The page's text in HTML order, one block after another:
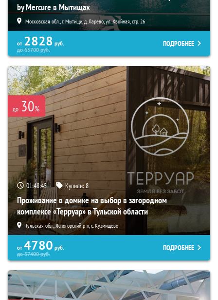
by Mercure в Мытищах
Московская обл., г. Мытищи, д. Ларево, ул. Хвойная, стр. 26
от 2828 руб.
до65700руб.
ПОДРОБНЕЕ
до 30%
01:48:44 Купили:8
Проживание в домике на выбор в загородном
комплексе «Терруар» в Тульской области
Тульская обл., Ясногорский р-н, с. Кузмищево
от 4780 руб.
до57400руб.
ПОДРОБНЕЕ